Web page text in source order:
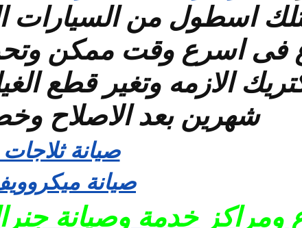
اسطول من السيارات
فى اسرع وقت ممكن
الازمه وتغير قطع
شهرين بعد الاصلاح وخصم 20 % على قطع
صيانة
صيانة
ومراكز خدمة وصيانة